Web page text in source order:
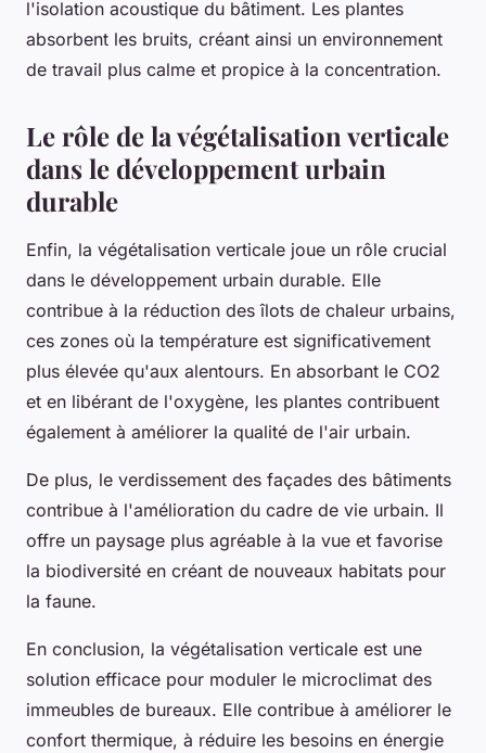
l'isolation acoustique du bâtiment. Les plantes
absorbent les bruits, créant ainsi un environnement
de travail plus calme et propice à la concentration.
Le rôle de la végétalisation verticale
dans le développement urbain
durable
Enfin, la végétalisation verticale joue un rôle crucial
dans le développement urbain durable. Elle
contribue à la réduction des îlots de chaleur urbains,
ces zones où la température est significativement
plus élevée qu'aux alentours. En absorbant le CO2
et en libérant de l'oxygène, les plantes contribuent
également à améliorer la qualité de l'air urbain.
De plus, le verdissement des façades des bâtiments
contribue à l'amélioration du cadre de vie urbain. Il
offre un paysage plus agréable à la vue et favorise
la biodiversité en créant de nouveaux habitats pour
la faune.
En conclusion, la végétalisation verticale est une
solution efficace pour moduler le microclimat des
immeubles de bureaux. Elle contribue à améliorer le
confort thermique, à réduire les besoins en énergie